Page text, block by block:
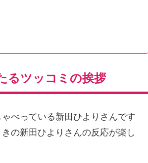
るツッコミの挨拶
べっている新田ひよりさんです
の新田ひよりさんの反応が楽し